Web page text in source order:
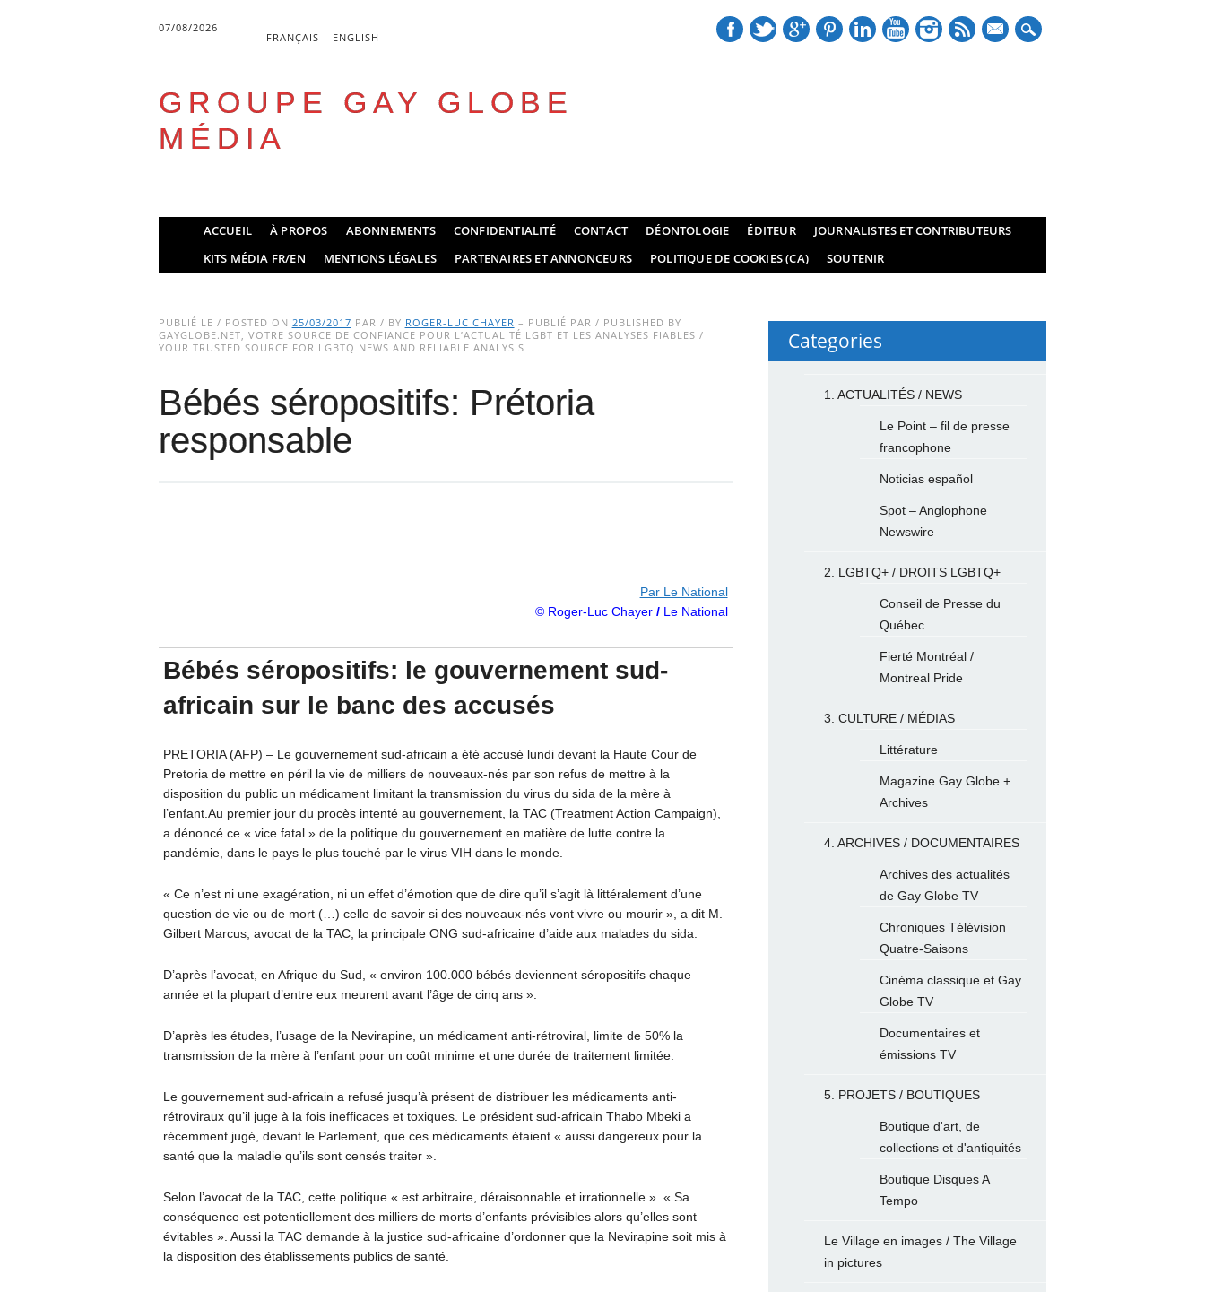
07/08/2026
FRANÇAIS ENGLISH
mail
GROUPE GAY GLOBE
MÉDIA
Main menu
ACCUEIL À PROPOS ABONNEMENTS CONFIDENTIALITÉ CONTACT DÉONTOLOGIE ÉDITEUR
JOURNALISTES ET CONTRIBUTEURS
KITS MÉDIA FR/EN
MENTIONS LÉGALES PARTENAIRES ET ANNONCEURS POLITIQUE DE COOKIES (CA) SOUTENIR
PUBLIÉ LE / POSTED ON 25/03/2017 PAR / BY ROGER-LUC CHAYER – PUBLIÉ PAR / PUBLISHED BY
GAYGLOBE.NET, VOTRE SOURCE DE CONFIANCE POUR L’ACTUALITÉ LGBT ET LES ANALYSES FIABLES /
YOUR TRUSTED SOURCE FOR LGBTQ NEWS AND RELIABLE ANALYSIS
Bébés séropositifs: Prétoria
responsable
Par Le National
© Roger-Luc Chayer/Le National
Bébés séropositifs: le gouvernement sud-
africain sur le banc des accusés
PRETORIA (AFP) – Le gouvernement sud-africain a été accusé lundi devant la Haute Cour de
Pretoria de mettre en péril la vie de milliers de nouveaux-nés par son refus de mettre à la
disposition du public un médicament limitant la transmission du virus du sida de la mère à
l’enfant.Au premier jour du procès intenté au gouvernement, la TAC (Treatment Action Campaign),
a dénoncé ce « vice fatal » de la politique du gouvernement en matière de lutte contre la
pandémie, dans le pays le plus touché par le virus VIH dans le monde.
« Ce n’est ni une exagération, ni un effet d’émotion que de dire qu’il s’agit là littéralement d’une
question de vie ou de mort (…) celle de savoir si des nouveaux-nés vont vivre ou mourir », a dit M.
Gilbert Marcus, avocat de la TAC, la principale ONG sud-africaine d’aide aux malades du sida.
D’après l’avocat, en Afrique du Sud, « environ 100.000 bébés deviennent séropositifs chaque
année et la plupart d’entre eux meurent avant l’âge de cinq ans ».
D’après les études, l’usage de la Nevirapine, un médicament anti-rétroviral, limite de 50% la
transmission de la mère à l’enfant pour un coût minime et une durée de traitement limitée.
Le gouvernement sud-africain a refusé jusqu’à présent de distribuer les médicaments anti-
rétroviraux qu’il juge à la fois inefficaces et toxiques. Le président sud-africain Thabo Mbeki a
récemment jugé, devant le Parlement, que ces médicaments étaient « aussi dangereux pour la
santé que la maladie qu’ils sont censés traiter ».
Selon l’avocat de la TAC, cette politique « est arbitraire, déraisonnable et irrationnelle ». « Sa
conséquence est potentiellement des milliers de morts d’enfants prévisibles alors qu’elles sont
évitables ». Aussi la TAC demande à la justice sud-africaine d’ordonner que la Nevirapine soit mis à
la disposition des établissements publics de santé.
Categories
1. ACTUALITÉS / NEWS
Le Point – fil de presse
francophone
Noticias español
Spot – Anglophone
Newswire
2. LGBTQ+ / DROITS LGBTQ+
Conseil de Presse du
Québec
Fierté Montréal /
Montreal Pride
3. CULTURE / MÉDIAS
Littérature
Magazine Gay Globe +
Archives
4. ARCHIVES / DOCUMENTAIRES
Archives des actualités
de Gay Globe TV
Chroniques Télévision
Quatre-Saisons
Cinéma classique et Gay
Globe TV
Documentaires et
émissions TV
5. PROJETS / BOUTIQUES
Boutique d'art, de
collections et d'antiquités
Boutique Disques A
Tempo
Le Village en images / The Village
in pictures